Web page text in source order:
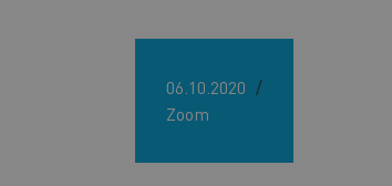
06.10.2020
Zoom